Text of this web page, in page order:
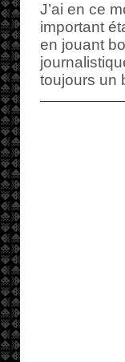
J’ai en ce
important
en jouant
toujours un